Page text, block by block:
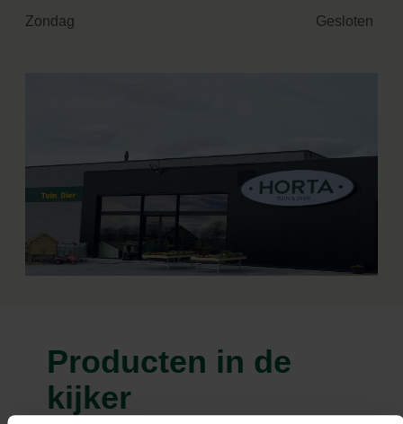
Zondag
Gesloten
Producten in de
kijker